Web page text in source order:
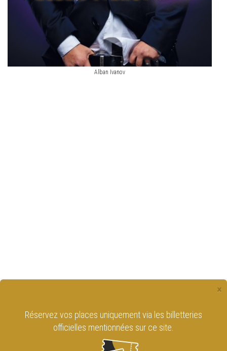
Alban Ivanov
×
Réservez vos places uniquement via les billetteries
officielles mentionnées sur ce site.